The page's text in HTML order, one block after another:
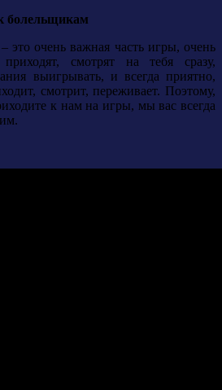
болельщикам
это очень важная часть игры, очень
смотрят на тебя сразу,
выигрывать, и всегда приятно,
смотрит, переживает. Поэтому,
к нам на игры, мы вас всегда